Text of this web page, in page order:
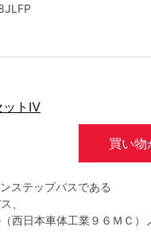
ットⅣ
買い物
ステップバスである
、
西日本車体工業９６ＭＣ）